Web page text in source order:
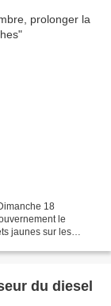
18
le
jaunes sur les
du diesel